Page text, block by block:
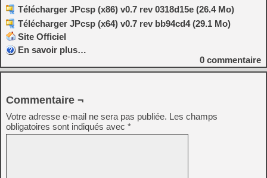
Télécharger JPcsp (x86) v0.7 rev 0318d15e (26.4 Mo)
Télécharger JPcsp (x64) v0.7 rev bb94cd4 (29.1 Mo)
Site Officiel
En savoir plus…
0 commentaire
Commentaire ¬
Votre adresse e-mail ne sera pas publiée. Les champs
obligatoires sont indiqués avec *